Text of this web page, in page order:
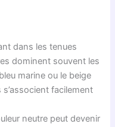
dans les tenues
dominent souvent les
marine ou le beige
facilement
neutre peut devenir